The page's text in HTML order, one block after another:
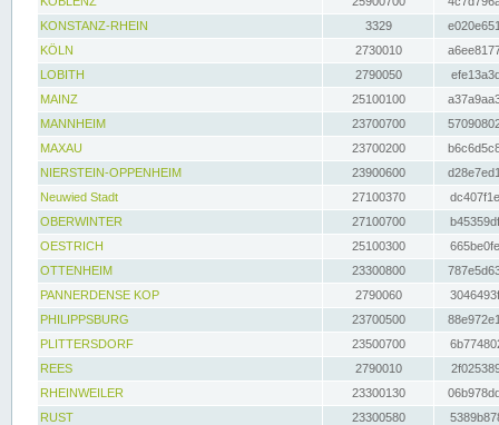
KONSTANZ-RHEIN
3329
KÖLN
2730010
LOBITH
2790050
MAINZ
25100100
MANNHEIM
23700700
MAXAU
23700200
NIERSTEIN-OPPENHEIM
23900600
Neuwied Stadt
27100370
OBERWINTER
27100700
OESTRICH
25100300
OTTENHEIM
23300800
PANNERDENSE KOP
2790060
PHILIPPSBURG
23700500
PLITTERSDORF
23500700
REES
2790010
RHEINWEILER
23300130
RUST
23300580